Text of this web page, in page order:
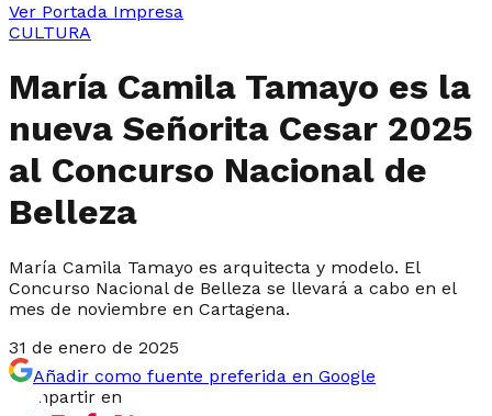
Ver Portada Impresa
CULTURA
María Camila Tamayo es la
nueva Señorita Cesar 2025
al Concurso Nacional de
Belleza
María Camila Tamayo es arquitecta y modelo. El
Concurso Nacional de Belleza se llevará a cabo en el
mes de noviembre en Cartagena.
31 de enero de 2025
Añadir como fuente preferida en Google
Compartir en